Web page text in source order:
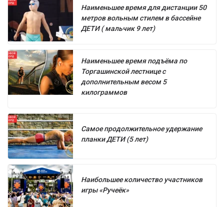
Наименьшее время для дистанции 50
метров вольным стилем в бассейне
ДЕТИ ( мальчик 9 лет)
Наименьшее время подъёма по
Торгашинской лестнице с
дополнительным весом 5
килограммов
Самое продолжительное удержание
планки ДЕТИ (5 лет)
Наибольшее количество участников
игры «Ручеёк»